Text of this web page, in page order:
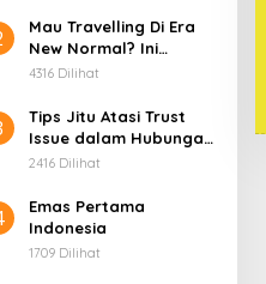
Mau Travelling Di Era
New Normal? Ini
Beberapa Hal Yang
Persiapkan!
4316 Dilihat
Tips Jitu Atasi Trust
Issue dalam Hubungan,
Dijamin Ampuh!
2416 Dilihat
Emas Pertama
Indonesia
1709 Dilihat